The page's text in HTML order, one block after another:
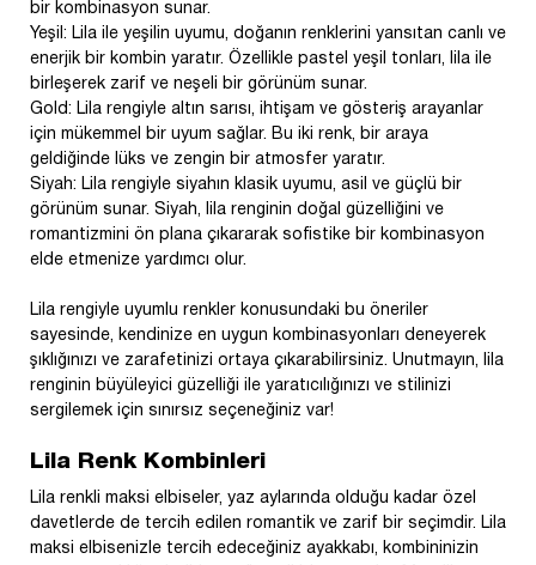
bir kombinasyon sunar.
Yeşil: Lila ile yeşilin uyumu, doğanın renklerini yansıtan canlı ve
enerjik bir kombin yaratır. Özellikle pastel yeşil tonları, lila ile
birleşerek zarif ve neşeli bir görünüm sunar.
Gold: Lila rengiyle altın sarısı, ihtişam ve gösteriş arayanlar
için mükemmel bir uyum sağlar. Bu iki renk, bir araya
geldiğinde lüks ve zengin bir atmosfer yaratır.
Siyah: Lila rengiyle siyahın klasik uyumu, asil ve güçlü bir
görünüm sunar. Siyah, lila renginin doğal güzelliğini ve
romantizmini ön plana çıkararak sofistike bir kombinasyon
elde etmenize yardımcı olur.
Lila rengiyle uyumlu renkler konusundaki bu öneriler
sayesinde, kendinize en uygun kombinasyonları deneyerek
şıklığınızı ve zarafetinizi ortaya çıkarabilirsiniz. Unutmayın, lila
renginin büyüleyici güzelliği ile yaratıcılığınızı ve stilinizi
sergilemek için sınırsız seçeneğiniz var!
Lila Renk Kombinleri
Lila renkli maksi elbiseler, yaz aylarında olduğu kadar özel
davetlerde de tercih edilen romantik ve zarif bir seçimdir. Lila
maksi elbisenizle tercih edeceğiniz ayakkabı, kombininizin